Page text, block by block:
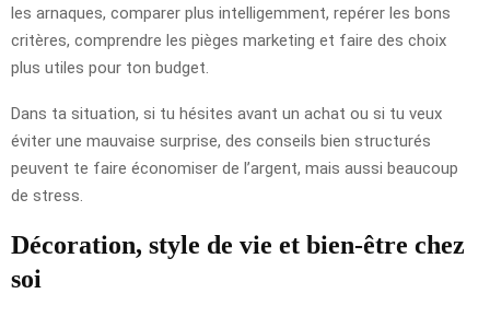
les arnaques, comparer plus intelligemment, repérer les bons
critères, comprendre les pièges marketing et faire des choix
plus utiles pour ton budget.
Dans ta situation, si tu hésites avant un achat ou si tu veux
éviter une mauvaise surprise, des conseils bien structurés
peuvent te faire économiser de l’argent, mais aussi beaucoup
de stress.
Décoration, style de vie et bien-être chez
soi